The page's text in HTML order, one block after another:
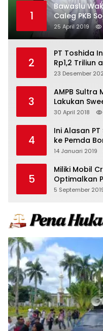
1
Bawaslu
Caleg PKB
25 April 2019
2
PT Toshida
Rp1,2
23 Desember
3
AMPB Sultra
Lakukan
30 April 2018
4
Ini Alasan
ke Pemda
14 Januari 2019
5
Miliki Mobil
Optimalkan
5 September